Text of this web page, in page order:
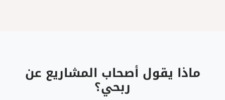
ماذا يقول أصحاب المشاريع عن
ربحي؟